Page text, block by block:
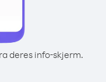
deres info-skjerm.